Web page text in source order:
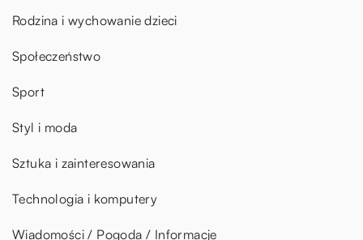
Rodzina i wychowanie dzieci
Społeczeństwo
Sport
Styl i moda
Sztuka i zainteresowania
Technologia i komputery
Wiadomości / Pogoda / Informacje